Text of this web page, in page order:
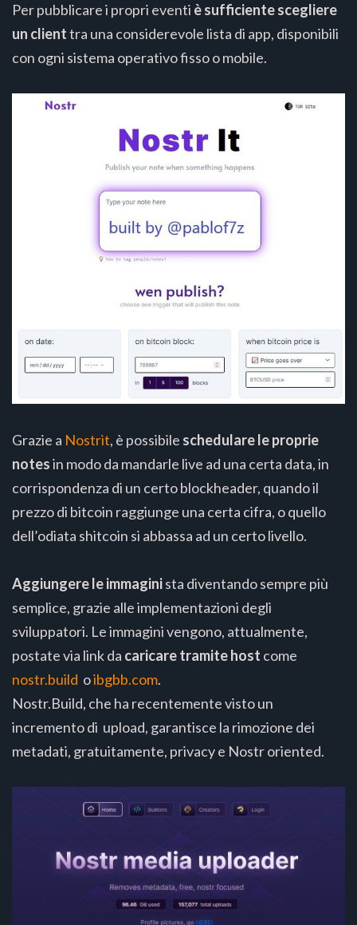
Per pubblicare i propri eventi è sufficiente scegliere
un clienttra una considerevole lista di app, disponibili
con ogni sistema operativo fisso o mobile.
Grazie a Nostrit, è possibile schedulare le proprie
notesin modo da mandarle live ad una certa data, in
corrispondenza di un certo blockheader, quando il
prezzo di bitcoin raggiunge una certa cifra, o quello
dell’odiata shitcoin si abbassa ad un certo livello.
Aggiungere le immaginista diventando sempre più
semplice, grazie alle implementazioni degli
sviluppatori. Le immagini vengono, attualmente,
postate via link da caricare tramite host come
nostr.build oibgbb.com.
Nostr.Build, che ha recentemente visto un
incremento di upload, garantisce la rimozione dei
metadati, gratuitamente, privacy e Nostr oriented.